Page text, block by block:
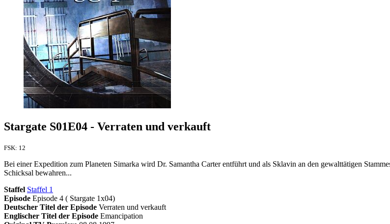
Stargate S01E04 - Verraten und verkauft
FSK: 12
Bei einer Expedition zum Planeten Simarka wird Dr. Samantha Carter entführt und als Sklavin an den gewalttätigen
Schicksal bewahren...
Staffel Staffel 1
Episode Episode 4 ( Stargate 1x04)
Deutscher Titel der Episode Verraten und verkauft
Englischer Titel der Episode Emancipation